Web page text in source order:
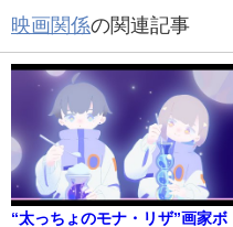
映画関係の関連記事
“太っちょのモナ・リザ”画家ボ